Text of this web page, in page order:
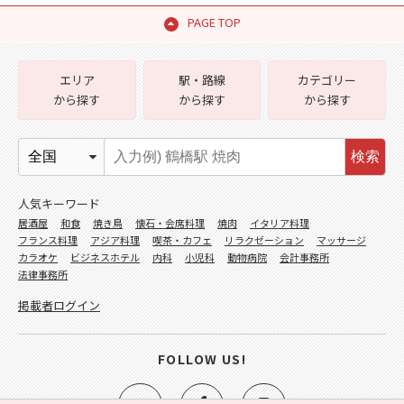
PAGE TOP
エリア
から探す
駅・路線
から探す
カテゴリー
から探す
検索
人気キーワード
居酒屋 和食 焼き鳥 懐石・会席料理 焼肉
イタリア料理
フランス料理
アジア料理 喫茶・カフェ リラクゼーション
マッサージ
カラオケ
ビジネスホテル 内科 小児科 動物病院
会計事務所
法律事務所
掲載者ログイン
FOLLOW US!